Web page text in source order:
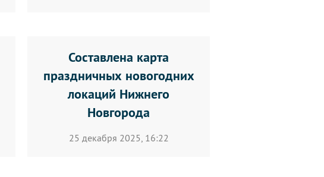
Составлена карта
праздничных новогодних
локаций Нижнего
Новгорода
25 декабря 2025, 16:22